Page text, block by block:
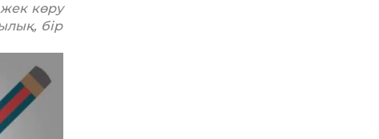
жек көру
бір